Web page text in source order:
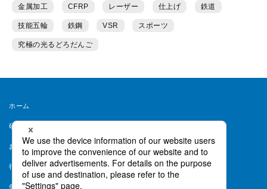
金属加工 CFRP レーザー 仕上げ 鉄道
技能五輪 鉄鋼 VSR スポーツ
究極の光るどろだんご
ホーム
研磨ラボとは
お問い合わせ 会員規約
行動ターゲティング等について ヘルプ
個人情報保護方針